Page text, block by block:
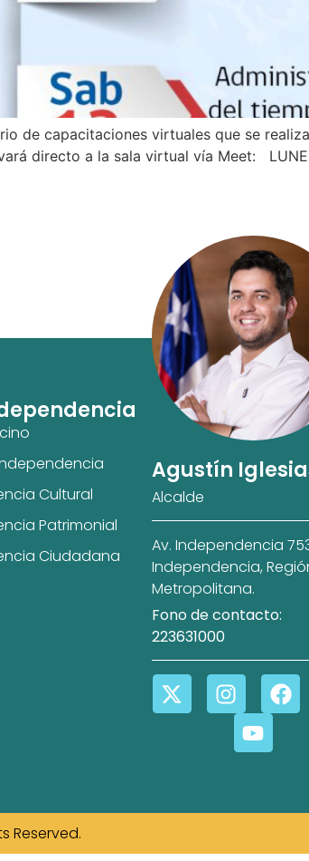
de capacitaciones virtuales que se
directo a la sala virtual vía Meet:
Cultural
Patrimonial
Ciudadana
Agustín
Alcalde
Av. Independencia
Independencia,
Metropolitana.
Fono de contacto:
223631000
Reserved.